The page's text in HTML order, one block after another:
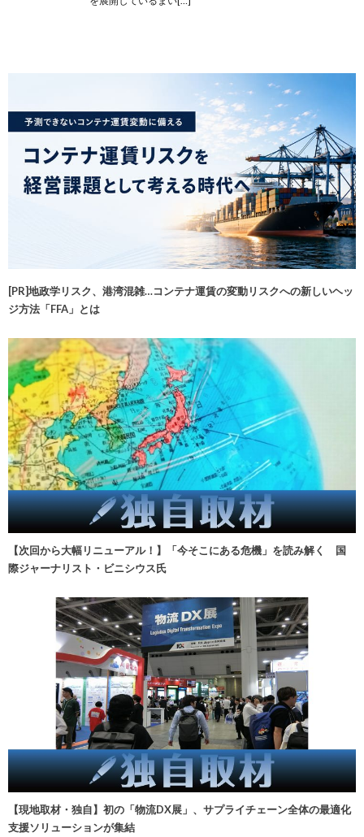
[PR]地政学リスク、港湾混雑…コンテナ運賃の変動リスクへの新しいヘッ
ジ方法「FFA」とは
【次回から大幅リニューアル！】「今そこにある危機」を読み解く 国
際ジャーナリスト・ビニシウス氏
【現地取材・独自】初の「物流DX展」、サプライチェーン全体の最適化
支援ソリューションが集結